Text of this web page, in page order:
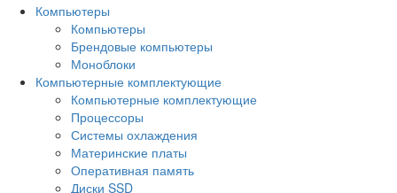
Компьютеры
Компьютеры
Брендовые компьютеры
Моноблоки
Компьютерные комплектующие
Компьютерные комплектующие
Процессоры
Системы охлаждения
Материнские платы
Оперативная память
Диски SSD